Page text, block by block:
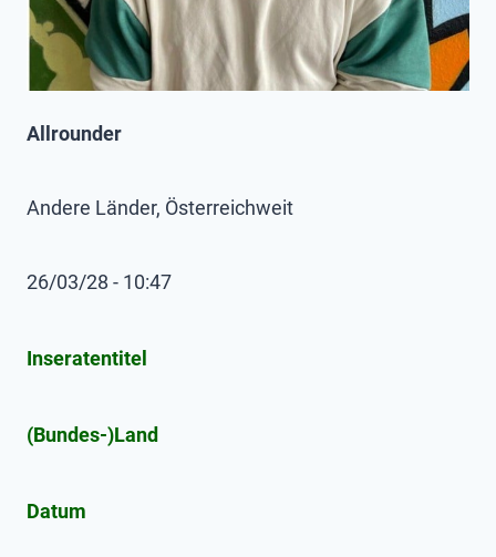
Allrounder
Andere Länder, Österreichweit
26/03/28 - 10:47
Inseratentitel
(Bundes-)Land
Datum